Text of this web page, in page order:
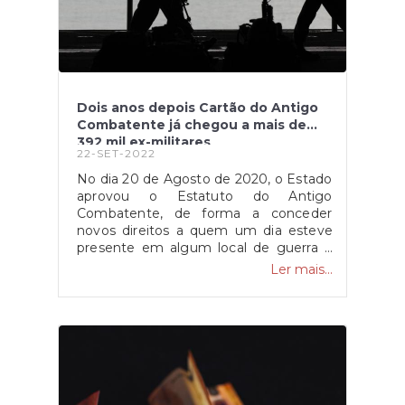
Dois anos depois Cartão do Antigo
Combatente já chegou a mais de
392 mil ex-militares
22-SET-2022
No dia 20 de Agosto de 2020, o Estado
aprovou o Estatuto do Antigo
Combatente, de forma a conceder
novos direitos a quem um dia esteve
presente em algum local de guerra e
defendeu a nação portuguesa. Uma
um cartão, titulado como Cartão do
militares. O cartão mencionado
anteriormente engloba benefícios
como isenção do pagamento de taxas
Ler mais...